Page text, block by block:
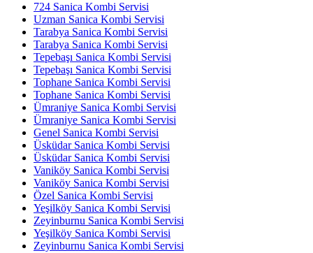
724 Sanica Kombi Servisi
Uzman Sanica Kombi Servisi
Tarabya Sanica Kombi Servisi
Tarabya Sanica Kombi Servisi
Tepebaşı Sanica Kombi Servisi
Tepebaşı Sanica Kombi Servisi
Tophane Sanica Kombi Servisi
Tophane Sanica Kombi Servisi
Ümraniye Sanica Kombi Servisi
Ümraniye Sanica Kombi Servisi
Genel Sanica Kombi Servisi
Üsküdar Sanica Kombi Servisi
Üsküdar Sanica Kombi Servisi
Vaniköy Sanica Kombi Servisi
Vaniköy Sanica Kombi Servisi
Özel Sanica Kombi Servisi
Yeşilköy Sanica Kombi Servisi
Zeyinburnu Sanica Kombi Servisi
Yeşilköy Sanica Kombi Servisi
Zeyinburnu Sanica Kombi Servisi